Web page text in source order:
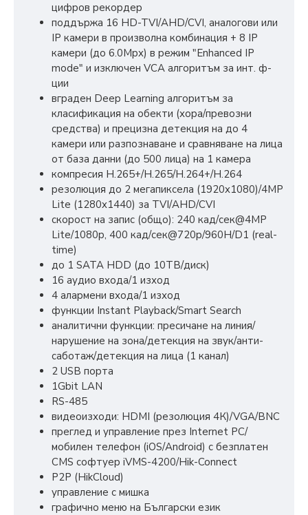
цифров рекордер
поддържа 16 HD-TVI/AHD/CVI, аналогови или
IP камери в произволна комбинация + 8 IP
камери (до 6.0Mpx) в режим "Enhanced IP
mode" и изключен VCA алгоритъм за инт. ф-
ции
вграден Deep Learning алгоритъм за
класификация на обекти (хора/превозни
средства) и прецизна детекция на до 4
камери или разпознаване и сравняване на лица
от база данни (до 500 лица) на 1 камера
компресия H.265+/H.265/H.264+/H.264
резолюция до 2 мегапиксела (1920x1080)/4MP
Lite (1280x1440) за TVI/AHD/CVI
скорост на запис (общо): 240 кад/сек@4MP
Lite/1080p, 400 кад/сек@720p/960H/D1 (real-
time)
до 1 SATA HDD (до 10ТВ/диск)
16 аудио входа/1 изход
4 алармени входа/1 изход
функции Instant Playback/Smart Search
аналитични функции: пресичане на линия/
нарушение на зона/детекция на звук/анти-
саботаж/детекция на лица (1 канал)
2 USB порта
1Gbit LAN
RS-485
видеоизходи: HDMI (резолюция 4К)/VGA/BNC
преглед и управление през Internet PC/
мобилен телефон (iOS/Android) с безплатен
CMS софтуер iVMS-4200/Hik-Connect
P2P (HikCloud)
управлeние с мишка
графично меню на Български език